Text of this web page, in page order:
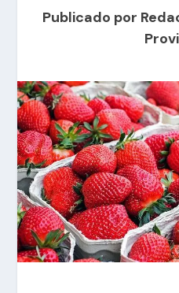
Publicado por